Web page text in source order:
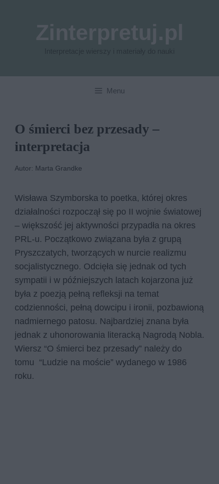
Menu
O śmierci bez przesady –
interpretacja
Autor: Marta Grandke
Wisława Szymborska to poetka, której okres
działalności rozpoczął się po II wojnie światowej
– większość jej aktywności przypadła na okres
PRL-u. Początkowo związana była z grupą
Pryszczatych, tworzących w nurcie realizmu
socjalistycznego. Odcięła się jednak od tych
sympatii i w późniejszych latach kojarzona już
była z poezją pełną refleksji na temat
codzienności, pełną dowcipu i ironii, pozbawioną
nadmiernego patosu. Najbardziej znana była
jednak z uhonorowania literacką Nagrodą Nobla.
Wiersz “O śmierci bez przesady” należy do
tomu “Ludzie na moście” wydanego w 1986
roku.